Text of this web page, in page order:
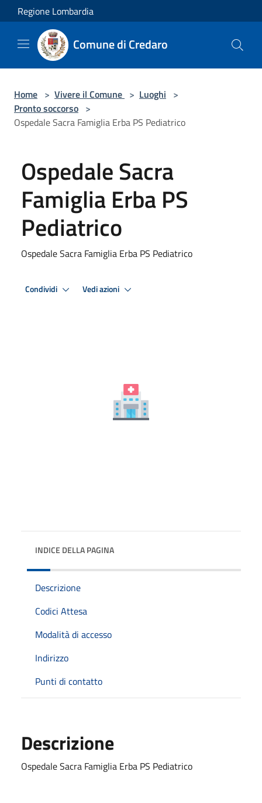
Salta al contenuto principale
Regione Lombardia
Comune di Credaro
Home > Vivere il Comune > Luoghi >
Pronto soccorso >
Ospedale Sacra Famiglia Erba PS Pediatrico
Ospedale Sacra
Famiglia Erba PS
Pediatrico
Ospedale Sacra Famiglia Erba PS Pediatrico
Condividi Vedi azioni
INDICE DELLA PAGINA
Descrizione
Codici Attesa
Modalità di accesso
Indirizzo
Punti di contatto
Descrizione
Ospedale Sacra Famiglia Erba PS Pediatrico